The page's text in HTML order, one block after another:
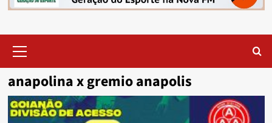
Menu
anapolina x gremio anapolis